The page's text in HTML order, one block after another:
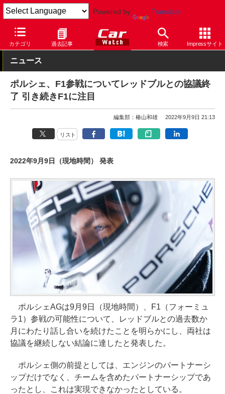
Powered by Translate
カテゴリ 過去記事 検索 Impressサイト
Car Watch 自動車 ポルシェ
ニュース
ポルシェ、F1参戦についてレッドブルとの協議終
了 引き続きF1に注目
編集部：椿山和雄 2022年9月9日 21:13
リスト
2022年9月9日（現地時間） 発表
ポルシェAGは9月9日（現地時間）、F1（フォーミュ
ラ1）参戦の可能性について、レッドブルとの過去数か
月にわたり話し合いを続けたことを明らかにし、両社は
協議を継続しない結論に達したと発表した。
ポルシェ側の前提としては、エンジンのパートナーシ
ップだけでなく、チームを含めたパートナーシップであ
ったとし、これは実現できなかったとしている。